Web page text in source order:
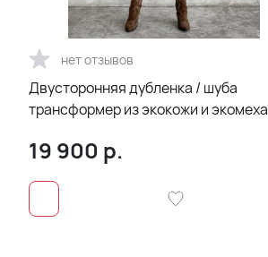
нет отзывов
Двусторонняя дубленка / шуба
трансформер из экокожи и экомеха
19 900 р.